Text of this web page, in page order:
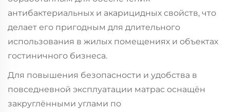
антибактериальных и акарицидных свойств, что
делает его пригодным для длительного
использования в жилых помещениях и объектах
гостиничного бизнеса.
Для повышения безопасности и удобства в
повседневной эксплуатации матрас оснащён
закруглёнными углами по